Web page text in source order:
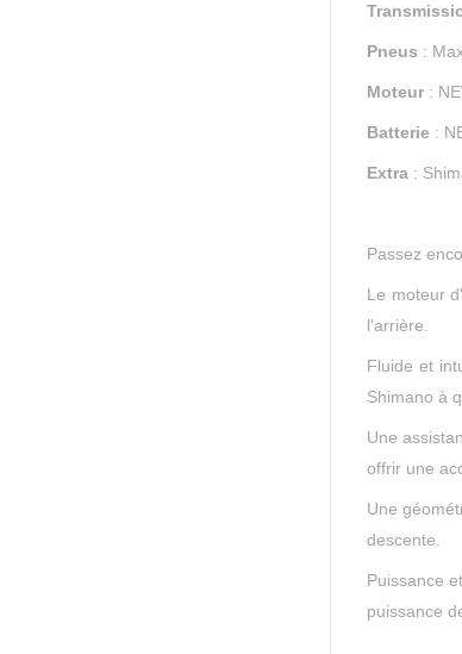
Pneus :
Moteur:
Batterie :
Extra:
Passez
Le moteur
l'arrière.
Fluide et
Shimano à
Une
offrir une
Une
descente.
Puissance
puissance